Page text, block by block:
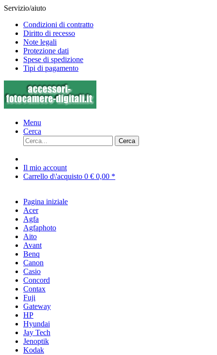
Servizio/aiuto
Condizioni di contratto
Diritto di recesso
Note legali
Protezione dati
Spese di spedizione
Tipi di pagamento
Menu
Cerca
Cerca
Il mio account
Carrello d\'acquisto 0 € 0,00 *
Pagina iniziale
Acer
Agfa
Agfaphoto
Aito
Avant
Benq
Canon
Casio
Concord
Contax
Fuji
Gateway
HP
Hyundai
Jay Tech
Jenoptik
Kodak